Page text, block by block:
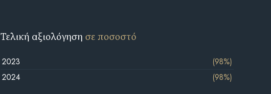
Τελική αξιολόγηση σε ποσοστό
2023
(98%)
2024
(98%)